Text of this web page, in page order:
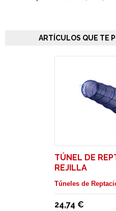
ARTÍCULOS QUE TE
TÚNEL DE
REJILLA
Túneles de
24,74 €